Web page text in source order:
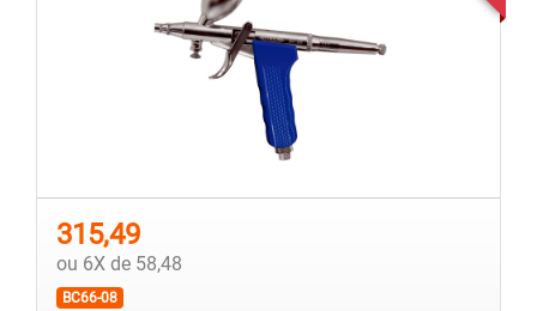
315,49
ou 6X de 58,48
BC66-08